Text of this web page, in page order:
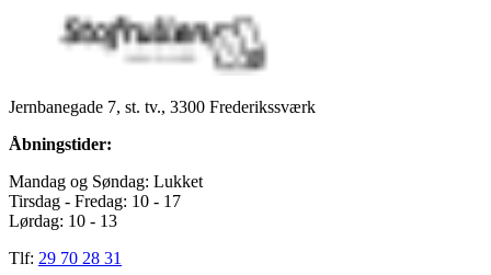
Jernbanegade 7, st. tv., 3300 Frederikssværk
Åbningstider:
Mandag og Søndag: Lukket
Tirsdag - Fredag: 10 - 17
Lørdag: 10 - 13
Tlf: 29 70 28 31